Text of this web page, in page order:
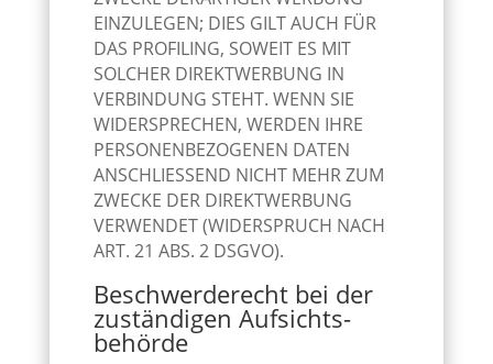
EINZULEGEN; DIES GILT AUCH FÜR
DAS PROFILING, SOWEIT ES MIT
SOLCHER DIREKTWERBUNG IN
VERBINDUNG STEHT. WENN SIE
WIDERSPRECHEN, WERDEN IHRE
PERSONENBEZOGENEN DATEN
ANSCHLIESSEND NICHT MEHR ZUM
ZWECKE DER DIREKTWERBUNG
VERWENDET (WIDERSPRUCH NACH
ART. 21 ABS. 2 DSGVO).
Beschwerde­recht bei der
zuständigen Aufsichts­
behörde